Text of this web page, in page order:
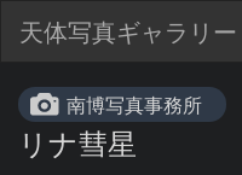
天体写真ギャラリー
南博写真事務所
リナ彗星